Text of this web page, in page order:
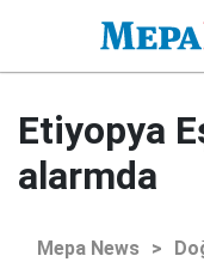
Etiyopya
alarmda
Mepa News >